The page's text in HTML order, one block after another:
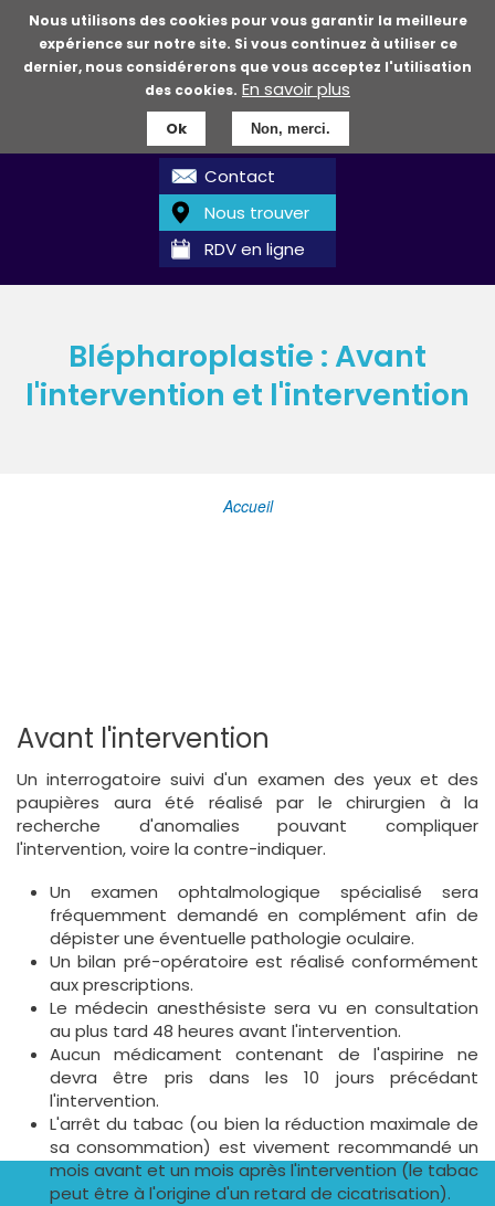
Nous utilisons des cookies pour vous garantir la meilleure
expérience sur notre site. Si vous continuez à utiliser ce
dernier, nous considérerons que vous acceptez l'utilisation
des cookies. En savoir plus
Ok Non, merci.
Aller
au
contenu
principal
Contact
Nous trouver
RDV en ligne
Blépharoplastie : Avant
l'intervention et l'intervention
Accueil
Avant l'intervention
Un interrogatoire suivi d'un examen des yeux et des
paupières aura été réalisé par le chirurgien à la
recherche d'anomalies pouvant compliquer
l'intervention, voire la contre-indiquer.
Un examen ophtalmologique spécialisé sera
fréquemment demandé en complément afin de
dépister une éventuelle pathologie oculaire.
Un bilan pré-opératoire est réalisé conformément
aux prescriptions.
Le médecin anesthésiste sera vu en consultation
au plus tard 48 heures avant l'intervention.
Aucun médicament contenant de l'aspirine ne
devra être pris dans les 10 jours précédant
l'intervention.
L'arrêt du tabac (ou bien la réduction maximale de
sa consommation) est vivement recommandé un
mois avant et un mois après l'intervention (le tabac
peut être à l'origine d'un retard de cicatrisation).